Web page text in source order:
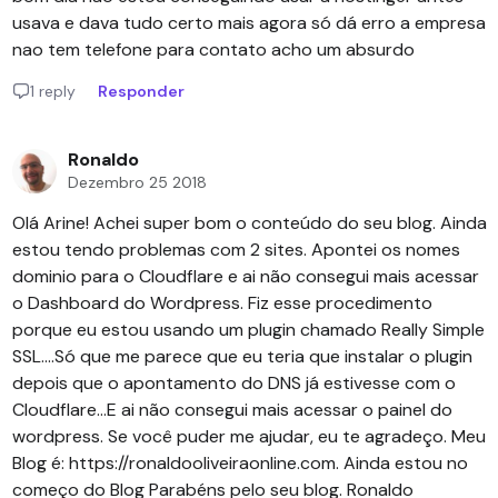
usava e dava tudo certo mais agora só dá erro a empresa
nao tem telefone para contato acho um absurdo
1 reply Responder
Ronaldo
Dezembro 25 2018
Olá Arine! Achei super bom o conteúdo do seu blog. Ainda
estou tendo problemas com 2 sites. Apontei os nomes
dominio para o Cloudflare e ai não consegui mais acessar
o Dashboard do Wordpress. Fiz esse procedimento
porque eu estou usando um plugin chamado Really Simple
SSL....Só que me parece que eu teria que instalar o plugin
depois que o apontamento do DNS já estivesse com o
Cloudflare...E ai não consegui mais acessar o painel do
wordpress. Se você puder me ajudar, eu te agradeço. Meu
Blog é: https://ronaldooliveiraonline.com. Ainda estou no
começo do Blog Parabéns pelo seu blog. Ronaldo